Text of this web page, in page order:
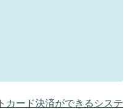
カード決済ができるシステ